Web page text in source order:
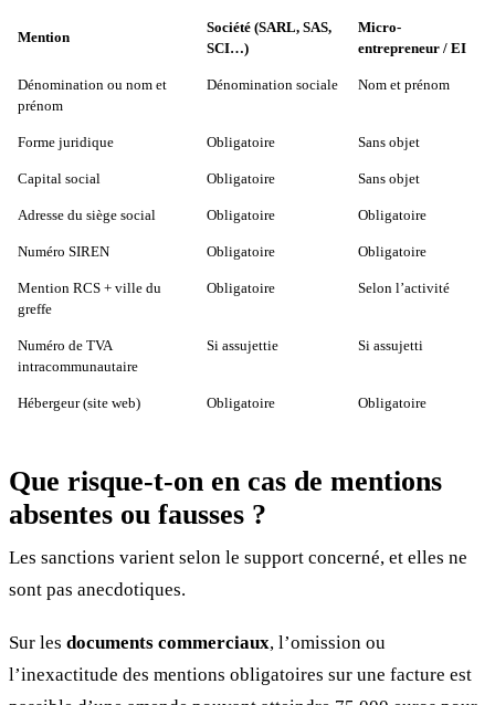
Mention
Société (SARL, SAS,
SCI…)
Micro-
entrepreneur / EI
Dénomination ou nom et
prénom
Dénomination sociale Nom et prénom
Forme juridique Obligatoire Sans objet
Capital social Obligatoire Sans objet
Adresse du siège social Obligatoire Obligatoire
Numéro SIREN Obligatoire Obligatoire
Mention RCS + ville du
greffe
Obligatoire Selon l’activité
Numéro de TVA
intracommunautaire
Si assujettie Si assujetti
Hébergeur (site web) Obligatoire Obligatoire
Que risque-t-on en cas de mentions
absentes ou fausses ?
Les sanctions varient selon le support concerné, et elles ne
sont pas anecdotiques.
Sur les documents commerciaux, l’omission ou
l’inexactitude des mentions obligatoires sur une facture est